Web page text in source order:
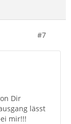
#7
Dir
lässt
mir!!!